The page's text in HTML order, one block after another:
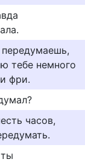
тебе немного
фри.
часов,